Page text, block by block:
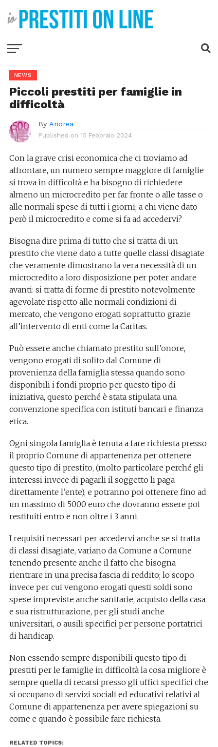
NEWS
Piccoli prestiti per famiglie in
difficoltà
By Andrea
Published on 15 Febbraio 2024
Con la grave crisi economica che ci troviamo ad
affrontare, un numero sempre maggiore di famiglie
si trova in difficoltà e ha bisogno di richiedere
almeno un microcredito per far fronte o alle tasse o
alle normali spese di tutti i giorni; a chi viene dato
però il microcredito e come si fa ad accedervi?
Bisogna dire prima di tutto che si tratta di un
prestito che viene dato a tutte quelle classi disagiate
che veramente dimostrano la vera necessità di un
microcredito a loro disposizione per poter andare
avanti: si tratta di forme di prestito notevolmente
agevolate rispetto alle normali condizioni di
mercato, che vengono erogati soprattutto grazie
all’intervento di enti come la Caritas.
Può essere anche chiamato prestito sull’onore,
vengono erogati di solito dal Comune di
provenienza della famiglia stessa quando sono
disponibili i fondi proprio per questo tipo di
iniziativa, questo perché è stata stipulata una
convenzione specifica con istituti bancari e finanza
etica.
Ogni singola famiglia è tenuta a fare richiesta presso
il proprio Comune di appartenenza per ottenere
questo tipo di prestito, (molto particolare perché gli
interessi invece di pagarli il soggetto li paga
direttamente l’ente), e potranno poi ottenere fino ad
un massimo di 5000 euro che dovranno essere poi
restituiti entro e non oltre i 3 anni.
I requisiti necessari per accedervi anche se si tratta
di classi disagiate, variano da Comune a Comune
tenendo presente anche il fatto che bisogna
rientrare in una precisa fascia di reddito; lo scopo
invece per cui vengono erogati questi soldi sono
spese impreviste anche sanitarie, acquisto della casa
e sua ristrutturazione, per gli studi anche
universitari, o ausili specifici per persone portatrici
di handicap.
Non essendo sempre disponibili questo tipo di
prestiti per le famiglie in difficoltà la cosa migliore è
sempre quella di recarsi presso gli uffici specifici che
si occupano di servizi sociali ed educativi relativi al
Comune di appartenenza per avere spiegazioni su
come e quando è possibile fare richiesta.
RELATED TOPICS: